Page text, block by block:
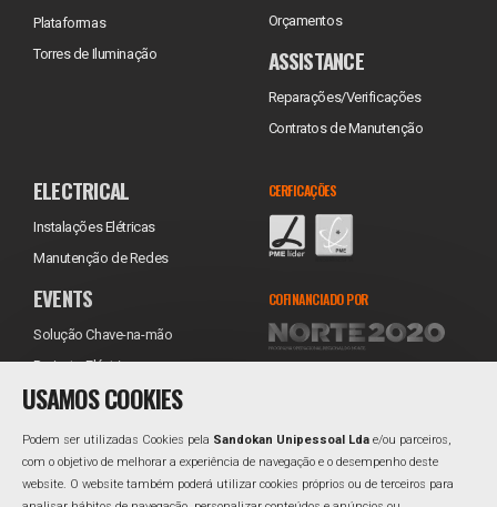
Plataformas
Torres de Iluminação
Orçamentos
ASSISTANCE
Reparações/Verificações
Contratos de Manutenção
ELECTRICAL
Instalações Elétricas
Manutenção de Redes
EVENTS
Solução Chave-na-mão
Projecto Eléctrico
Equipamentos
Instalação
Assistência Técnica
CERFICAÇÕES
COFINANCIADO POR
REDES SOCIAIS
USAMOS COOKIES
Podem ser utilizadas Cookies pela Sandokan Unipessoal Lda e/ou parceiros,
com o objetivo de melhorar a experiência de navegação e o desempenho deste
website. O website também poderá utilizar cookies próprios ou de terceiros para